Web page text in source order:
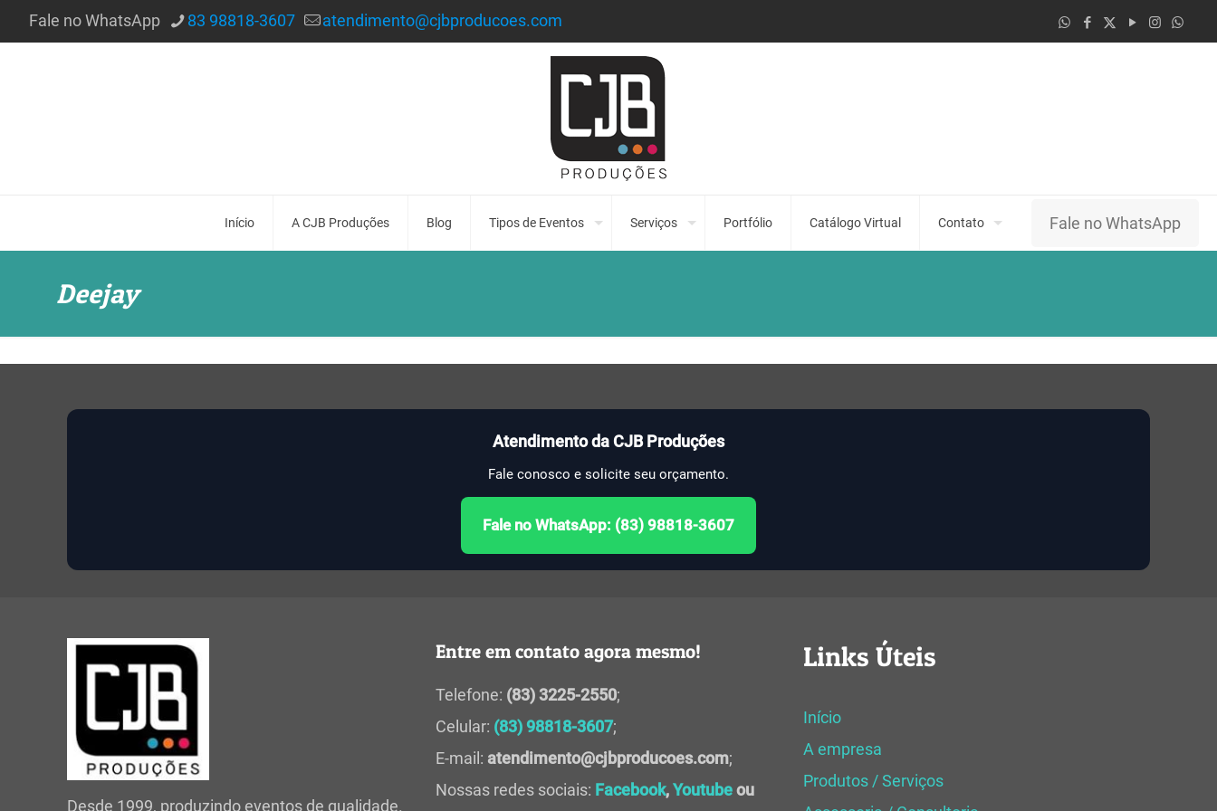
Fale no WhatsApp 83 98818-3607 atendimento@cjbproducoes.com
Início A CJB Produções Blog Tipos de Eventos Serviços Portfólio Catálogo Virtual Contato Fale no WhatsApp
Deejay
Atendimento da CJB Produções
Fale conosco e solicite seu orçamento.
Fale no WhatsApp: (83) 98818-3607
Desde 1999, produzindo eventos de qualidade.
Entre em contato agora mesmo!
Telefone: (83) 3225-2550;
Celular: (83) 98818-3607;
E-mail: atendimento@cjbproducoes.com;
Nossas redes sociais: Facebook,Youtubeou
Links Úteis
Início
A empresa
Produtos / Serviços